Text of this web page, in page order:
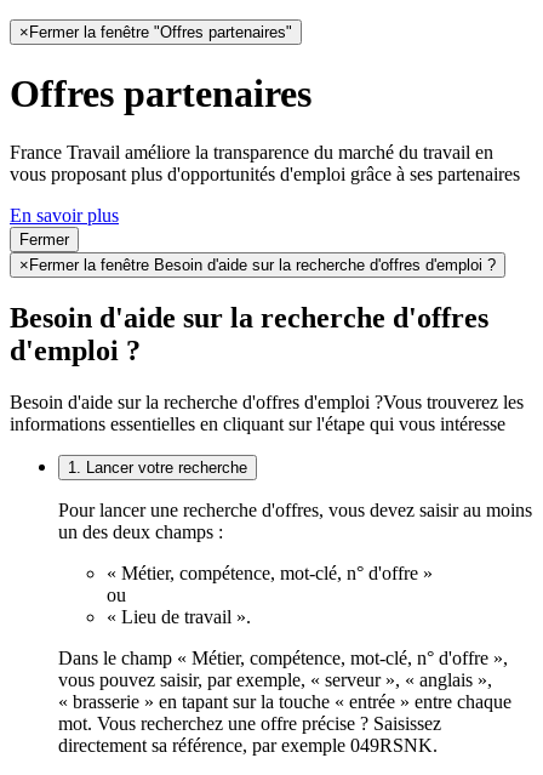
× Fermer la fenêtre "Offres partenaires"
Offres partenaires
France Travail améliore la transparence du marché du travail en
vous proposant plus d'opportunités d'emploi grâce à ses partenaires
En savoir plus
Fermer
× Fermer la fenêtre Besoin d'aide sur la recherche d'offres d'emploi ?
Besoin d'aide sur la recherche d'offres
d'emploi ?
Besoin d'aide sur la recherche d'offres d'emploi ?Vous trouverez les
informations essentielles en cliquant sur l'étape qui vous intéresse
1. Lancer votre recherche
Pour lancer une recherche d'offres, vous devez saisir au moins
un des deux champs :
« Métier, compétence, mot-clé, n° d'offre »
ou
« Lieu de travail ».
Dans le champ « Métier, compétence, mot-clé, n° d'offre »,
vous pouvez saisir, par exemple, « serveur », « anglais »,
« brasserie » en tapant sur la touche « entrée » entre chaque
mot. Vous recherchez une offre précise ? Saisissez
directement sa référence, par exemple 049RSNK.